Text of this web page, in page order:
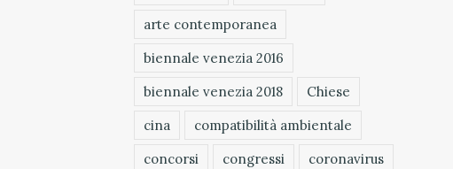
arte contemporanea
biennale venezia 2016
biennale venezia 2018
Chiese
cina
compatibilità ambientale
concorsi
congressi
coronavirus